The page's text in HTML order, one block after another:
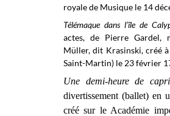
royale de Musique le 14
Télémaque dans l’île de
actes, de Pierre Gardel,
Müller, dit Krasinski, créé à
Saint-Martin) le 23 février
Une demi-heure de
divertissement (ballet) en
créé sur le Académie